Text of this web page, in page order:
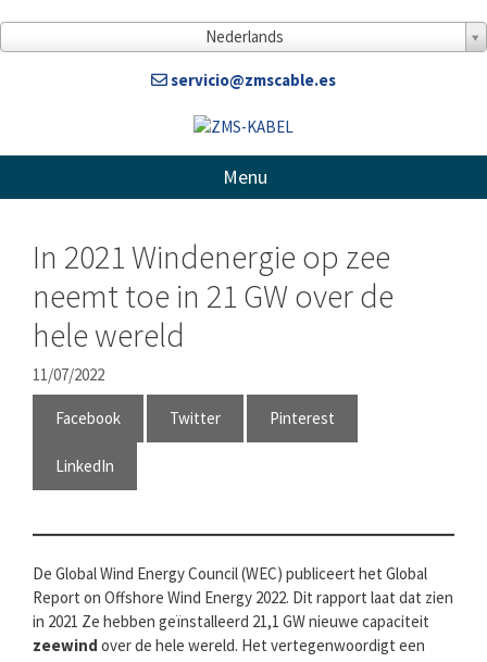
artikel
Nederlands
servicio@zmscable.es
Menu
In 2021 Windenergie op zee
neemt toe in 21 GW over de
hele wereld
11/07/2022
Facebook Twitter Pinterest
LinkedIn
De Global Wind Energy Council (WEC) publiceert het Global
Report on Offshore Wind Energy 2022. Dit rapport laat dat zien
in 2021 Ze hebben geïnstalleerd 21,1 GW nieuwe capaciteit
zeewind over de hele wereld. Het vertegenwoordigt een